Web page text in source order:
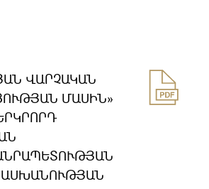
ՎԱՐՉԱԿԱՆ
ՄԱՍԻՆ»